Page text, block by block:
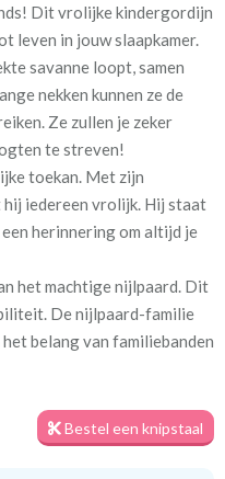
Fry_ [41] Tropicana -
cm
cm
(voering optioneel
bestelproces)
1-2 weken
Dit vrolijke kindergordijn
leven in jouw slaapkamer.
savanne loopt, samen
nekken kunnen ze de
Ze zullen je zeker
te streven!
toekan. Met zijn
hij iedereen vrolijk. Hij staat
herinnering om altijd je
het machtige nijlpaard. Dit
De nijlpaard-familie
belang van familiebanden
Bestel een knipstaal